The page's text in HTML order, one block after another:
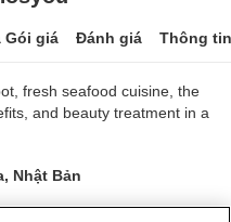
Gói giá Đánh giá Thông
fresh seafood cuisine, the
and beauty treatment in a
Nhật Bản